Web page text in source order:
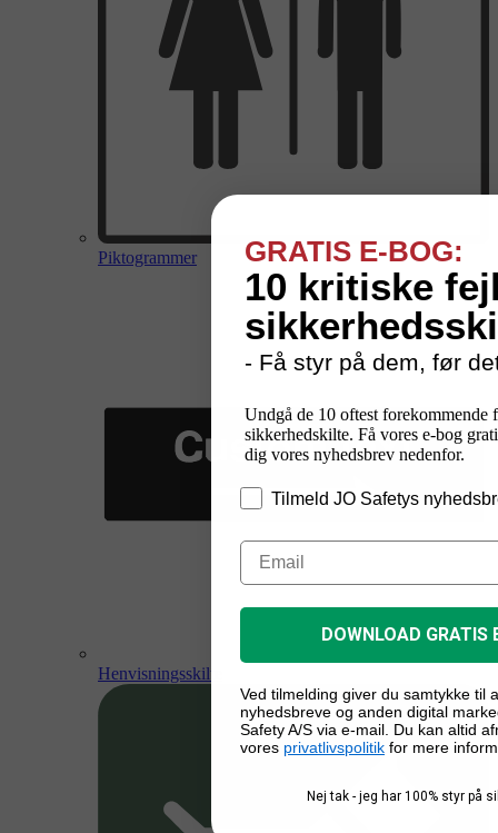
Piktogrammer
Henvisningsskilte
GRATIS E-BOG:
10 kritiske
- Få styr på dem, før
Undgå de 10 oftest forekommende
sikkerhedskilte. Få vores e-bog
dig vores nyhedsbrev nedenfor.
Tilmeld JO Safetys
DOWNLOAD GRATIS
Ved tilmelding giver du samtykke til
nyhedsbreve og anden digital
Safety A/S via e-mail. Du kan altid
vores privatlivspolitik for mere
Nej tak - jeg har 100% styr på